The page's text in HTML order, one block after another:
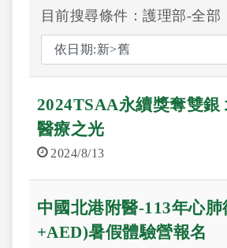
目前搜尋條件：護理部-全部
2024TSAA永續獎奪雙銀
醫療之光
2024/8/13
中國北港附醫-113年心
+AED)暑假體驗營報名